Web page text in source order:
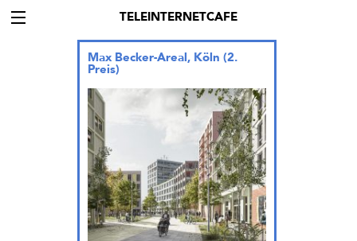
TELEINTERNETCAFE
Max Becker-Areal, Köln (2.
Preis)